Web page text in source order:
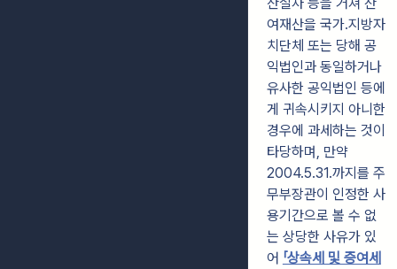
여재산을 국가․지방자
치단체 또는 당해 공
익법인과 동일하거나
유사한 공익법인 등에
게 귀속시키지 아니한
경우에 과세하는 것이
타당하며, 만약
2004.5.31.까지를 주
무부장관이 인정한 사
용기간으로 볼 수 없
는 상당한 사유가 있
어 「상속세 및 증여세